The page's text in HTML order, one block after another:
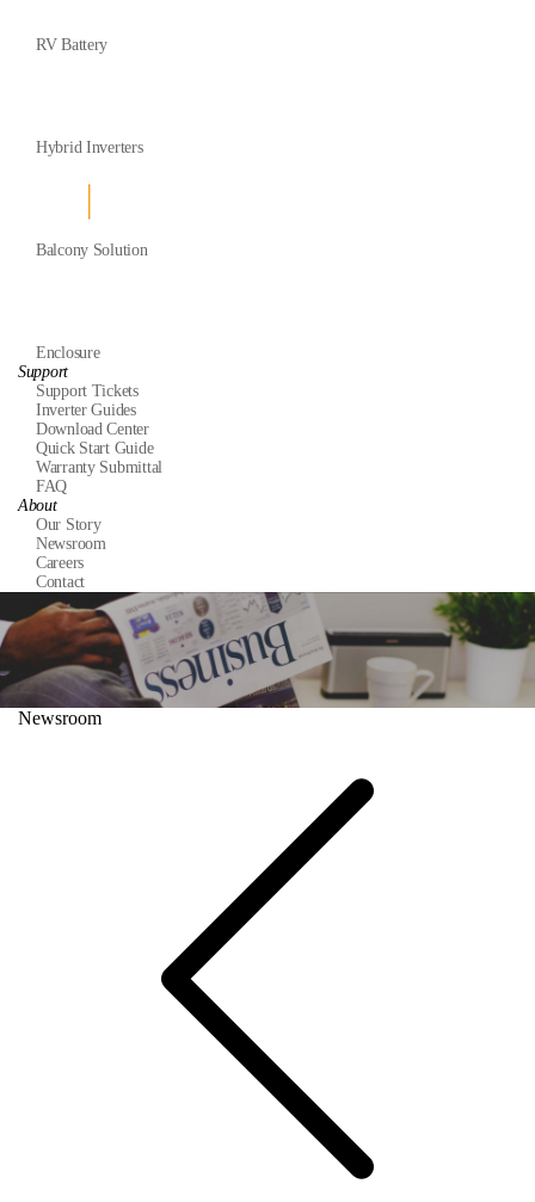
RV Battery
Hybrid Inverters
Balcony Solution
Enclosure
Support
Support Tickets
Inverter Guides
Download Center
Quick Start Guide
Warranty Submittal
FAQ
About
Our Story
Newsroom
Careers
Contact
Newsroom